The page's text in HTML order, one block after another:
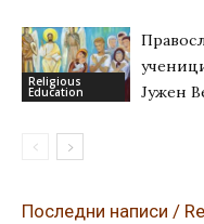
Religious
Education
Јужен
Последни написи /